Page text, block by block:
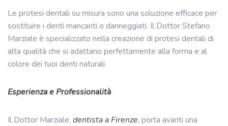
Le protesi dentali su misura sono una soluzione efficace per
sostituire i denti mancanti o danneggiati. Il Dottor Stefano
Marziale è specializzato nella creazione di protesi dentali di
alta qualità che si adattano perfettamente alla forma e al
colore dei tuoi denti naturali.
Esperienza e Professionalità
Il Dottor Marziale, dentista a Firenze, porta avanti una